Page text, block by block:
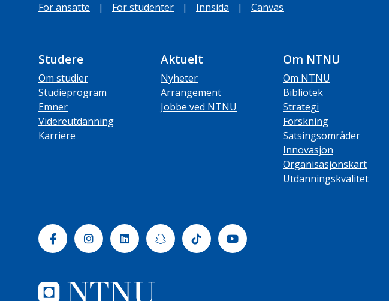
For ansatte | For studenter | Innsida | Canvas
Studere
Om studier
Studieprogram
Emner
Videreutdanning
Karriere
Aktuelt
Nyheter
Arrangement
Jobbe ved NTNU
Om NTNU
Om NTNU
Bibliotek
Strategi
Forskning
Satsingsområder
Innovasjon
Organisasjonskart
Utdanningskvalitet
FacebookInstagramLinkedinSnapchatTiktok Youtube